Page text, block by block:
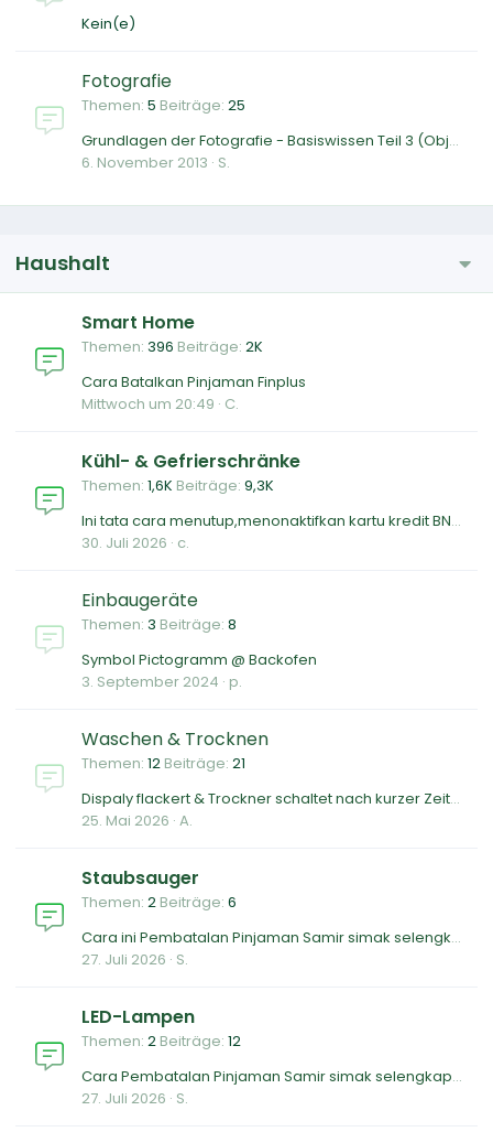
Kein(e)
Fotografie
Themen 5 Beiträge 25
Grundlagen der Fotografie - Basiswissen Teil 3 (Objektive)
6. November 2013 S.
Haushalt
Smart Home
Themen 396 Beiträge 2K
Cara Batalkan Pinjaman Finplus
Mittwoch um 20:49 C.
Kühl- & Gefrierschränke
Themen 1,6K Beiträge 9,3K
Ini tata cara menutup,menonaktifkan kartu kredit BNI,berikut cara tutup,penutupan kartu kredit BNI
30. Juli 2026 c.
Einbaugeräte
Themen 3 Beiträge 8
Symbol Pictogramm @ Backofen
3. September 2024 p.
Waschen & Trocknen
Themen 12 Beiträge 21
Dispaly flackert & Trockner schaltet nach kurzer Zeit ab
25. Mai 2026 A.
Staubsauger
Themen 2 Beiträge 6
Cara ini Pembatalan Pinjaman Samir simak selengkapnya
27. Juli 2026 S.
LED-Lampen
Themen 2 Beiträge 12
Cara Pembatalan Pinjaman Samir simak selengkapnya
27. Juli 2026 S.